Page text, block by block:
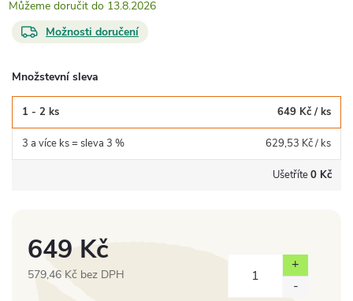
13.8.2026
Možnosti doručení
Množstevní sleva
1 - 2 ks 649 Kč / ks
3 a více ks = sleva 3 % 629,53 Kč/ ks
Ušetříte0 Kč
649 Kč
579,46 Kč bez DPH